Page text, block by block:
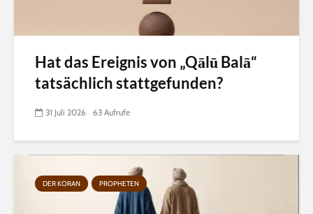
Hat das Ereignis von „Qālū Balā“
tatsächlich stattgefunden?
31 Juli 2026 63 Aufrufe
DER KORAN PROPHETEN